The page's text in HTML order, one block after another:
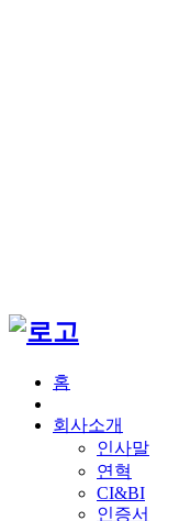
홈
회사소개
인사말
연혁
CI&BI
인증서